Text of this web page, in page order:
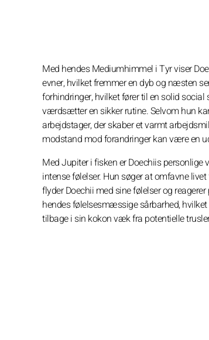
Med hendes Mediumhimmel i Tyr viser
evner, hvilket fremmer en dyb og næsten
forhindringer, hvilket fører til en solid
værdsætter en sikker rutine. Selvom hun
arbejdstager, der skaber et varmt
modstand mod forandringer kan være en
Med Jupiter i fisken er Doechiis
intense følelser. Hun søger at omfavne
flyder Doechii med sine følelser og
hendes følelsesmæssige sårbarhed,
tilbage i sin kokon væk fra potentielle